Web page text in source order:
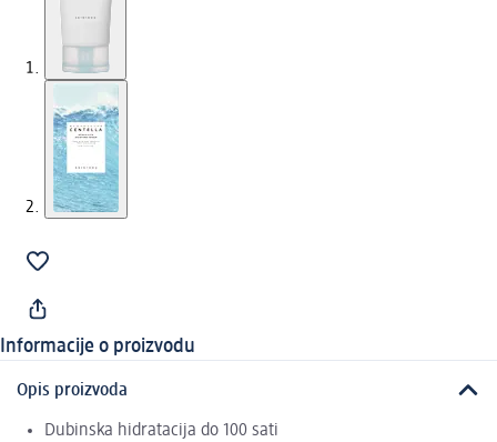
Informacije o proizvodu
Opis proizvoda
Dubinska hidratacija do 100 sati